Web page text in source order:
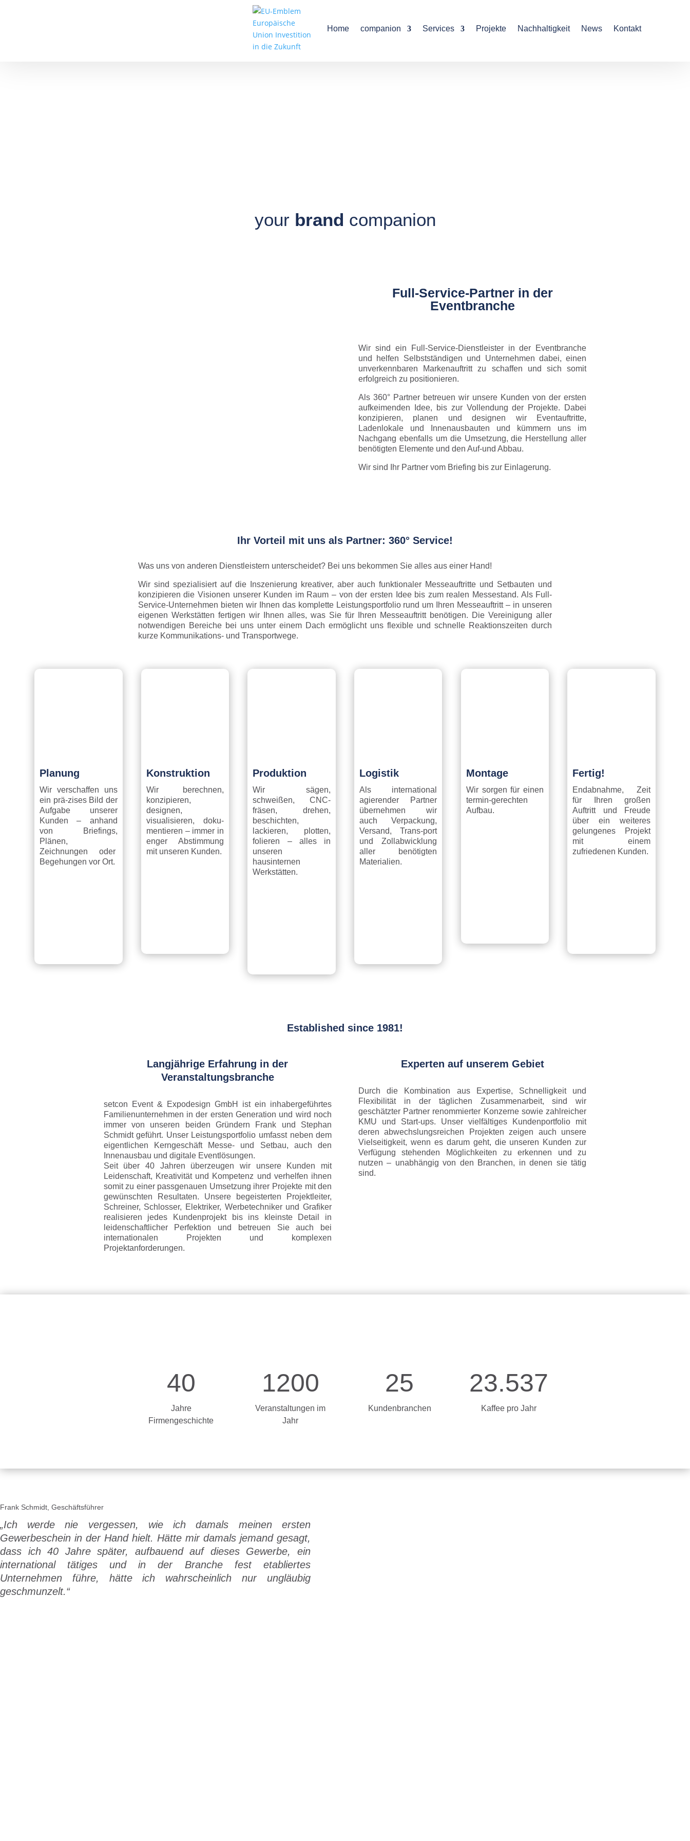
Home companion Services Projekte Nachhaltigkeit News Kontakt
your brand companion
Full-Service-Partner in der
Eventbranche
Wir sind ein Full-Service-Dienstleister in der Eventbranche
und helfen Selbstständigen und Unternehmen dabei, einen
unverkennbaren Markenauftritt zu schaffen und sich somit
erfolgreich zu positionieren.
Als 360° Partner betreuen wir unsere Kunden von der ersten
aufkeimenden Idee, bis zur Vollendung der Projekte. Dabei
konzipieren, planen und designen wir Eventauftritte,
Ladenlokale und Innenausbauten und kümmern uns im
Nachgang ebenfalls um die Umsetzung, die Herstellung aller
benötigten Elemente und den Auf-und Abbau.
Wir sind Ihr Partner vom Briefing bis zur Einlagerung.
Ihr Vorteil mit uns als Partner: 360° Service!
Was uns von anderen Dienstleistern unterscheidet? Bei uns bekommen Sie alles aus einer Hand!
Wir sind spezialisiert auf die Inszenierung kreativer, aber auch funktionaler Messeauftritte und Setbauten und
konzipieren die Visionen unserer Kunden im Raum – von der ersten Idee bis zum realen Messestand. Als Full-
Service-Unternehmen bieten wir Ihnen das komplette Leistungsportfolio rund um Ihren Messeauftritt – in unseren
eigenen Werkstätten fertigen wir Ihnen alles, was Sie für Ihren Messeauftritt benötigen. Die Vereinigung aller
notwendigen Bereiche bei uns unter einem Dach ermöglicht uns flexible und schnelle Reaktionszeiten durch
kurze Kommunikations- und Transportwege.
Planung
Wir verschaffen uns
ein prä-zises Bild der
Aufgabe unserer
Kunden – anhand
von Briefings,
Plänen,
Zeichnungen oder
Begehungen vor Ort.
Konstruktion
Wir berechnen,
konzipieren,
designen,
visualisieren, doku-
mentieren – immer in
enger Abstimmung
mit unseren Kunden.
Produktion
Wir sägen,
schweißen, CNC-
fräsen, drehen,
beschichten,
lackieren, plotten,
folieren – alles in
unseren
hausinternen
Werkstätten.
Logistik
Als international
agierender Partner
übernehmen wir
auch Verpackung,
Versand, Trans-port
und Zollabwicklung
aller benötigten
Materialien.
Montage
Wir sorgen für einen
termin-gerechten
Aufbau.
Fertig!
Endabnahme, Zeit
für Ihren großen
Auftritt und Freude
über ein weiteres
gelungenes Projekt
mit einem
zufriedenen Kunden.
Established since 1981!
Langjährige Erfahrung in der
Veranstaltungsbranche
setcon Event & Expodesign GmbH ist ein inhabergeführtes
Familienunternehmen in der ersten Generation und wird noch
immer von unseren beiden Gründern Frank und Stephan
Schmidt geführt. Unser Leistungsportfolio umfasst neben dem
eigentlichen Kerngeschäft Messe- und Setbau, auch den
Innenausbau und digitale Eventlösungen.
Seit über 40 Jahren überzeugen wir unsere Kunden mit
Leidenschaft, Kreativität und Kompetenz und verhelfen ihnen
somit zu einer passgenauen Umsetzung ihrer Projekte mit den
gewünschten Resultaten. Unsere begeisterten Projektleiter,
Schreiner, Schlosser, Elektriker, Werbetechniker und Grafiker
realisieren jedes Kundenprojekt bis ins kleinste Detail in
leidenschaftlicher Perfektion und betreuen Sie auch bei
internationalen Projekten und komplexen
Projektanforderungen.
Experten auf unserem Gebiet
Durch die Kombination aus Expertise, Schnelligkeit und
Flexibilität in der täglichen Zusammenarbeit, sind wir
geschätzter Partner renommierter Konzerne sowie zahlreicher
KMU und Start-ups. Unser vielfältiges Kundenportfolio mit
deren abwechslungsreichen Projekten zeigen auch unsere
Vielseitigkeit, wenn es darum geht, die unseren Kunden zur
Verfügung stehenden Möglichkeiten zu erkennen und zu
nutzen – unabhängig von den Branchen, in denen sie tätig
sind.
40
Jahre
Firmengeschichte
1200
Veranstaltungen im
Jahr
25
Kundenbranchen
23.537
Kaffee pro Jahr
Frank Schmidt, Geschäftsführer
„Ich werde nie vergessen, wie ich damals meinen ersten
Gewerbeschein in der Hand hielt. Hätte mir damals jemand gesagt,
dass ich 40 Jahre später, aufbauend auf dieses Gewerbe, ein
international tätiges und in der Branche fest etabliertes
Unternehmen führe, hätte ich wahrscheinlich nur ungläubig
geschmunzelt.“